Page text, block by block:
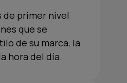
de primer nivel
que se
de su marca, la
hora del día.